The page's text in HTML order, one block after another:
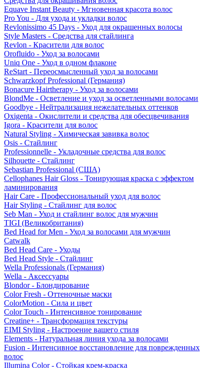
Equave Instant Beauty - Мгновенная красота волос
Pro You - Для ухода и укладки волос
Revlonissimo 45 Days - Уход для окрашенных волосы
Style Masters - Средства для стайлинга
Revlon - Красители для волос
Orofluido - Уход за волосами
Uniq One - Уход в одном флаконе
ReStart - Переосмысленный уход за волосами
Schwarzkopf Professional (Германия)
Bonacure Hairtherapy - Уход за волосами
BlondMe - Осветление и уход за осветленными волосами
Goodbye - Нейтрализация нежелательных оттенков
Oxigenta - Окислители и средства для обесцвечивания
Igora - Красители для волос
Natural Styling - Химическая завивка волос
Osis - Стайлинг
Professionnelle - Укладочные средства для волос
Silhouette - Стайлинг
Sebastian Professional (США)
Cellophanes Hair Gloss - Тонирующая краска с эффектом
ламинирования
Hair Care - Профессиональный уход для волос
Hair Styling - Стайлинг для волос
Seb Man - Уход и стайлинг волос для мужчин
TIGI (Великобритания)
Bed Head for Men - Уход за волосами для мужчин
Catwalk
Bed Head Care - Уходы
Bed Head Style - Стайлинг
Wella Professionals (Германия)
Wella - Аксессуары
Blondor - Блондирование
Color Fresh - Оттеночные маски
ColorMotion - Сила и цвет
Color Touch - Интенсивное тонирование
Creatine+ - Трансформация текстуры
EIMI Styling - Настроение вашего стиля
Elements - Натуральная линия ухода за волосами
Fusion - Интенсивное восстановление для поврежденных
волос
Illumina Color - Стойкая крем-краска